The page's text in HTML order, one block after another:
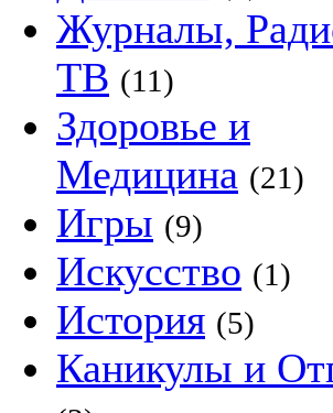
Журналы,
ТВ (11)
Здоровье и
Медицина (21)
Игры (9)
Искусство (1)
История (5)
Каникулы и